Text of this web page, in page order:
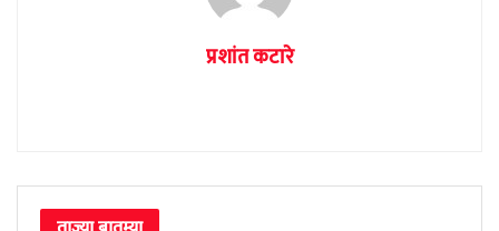
प्रशांत कटारे